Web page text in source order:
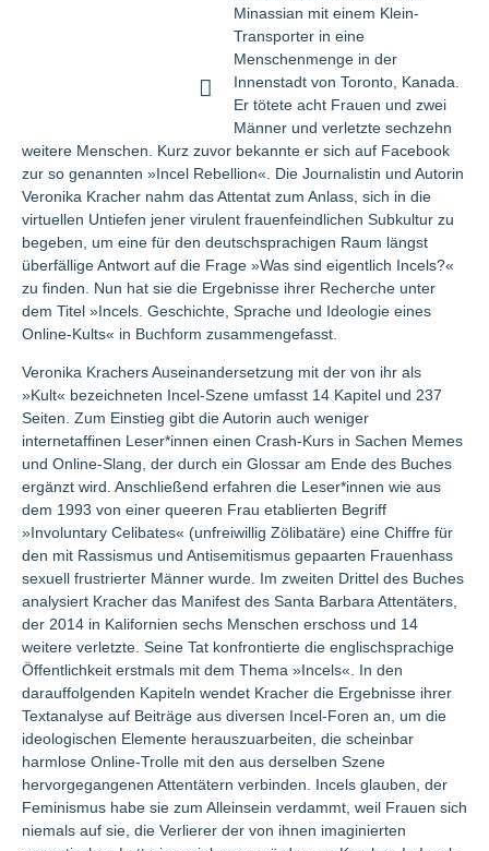
Minassian mit einem Klein-
Transporter in eine
Menschenmenge in der
Innenstadt von Toronto, Kanada.
Er tötete acht Frauen und zwei
Männer und verletzte sechzehn
weitere Menschen. Kurz zuvor bekannte er sich auf Facebook
zur so genannten »Incel Rebellion«. Die Journalistin und Autorin
Veronika Kracher nahm das Attentat zum Anlass, sich in die
virtuellen Untiefen jener virulent frauenfeindlichen Subkultur zu
begeben, um eine für den deutschsprachigen Raum längst
überfällige Antwort auf die Frage »Was sind eigentlich Incels?«
zu finden. Nun hat sie die Ergebnisse ihrer Recherche unter
dem Titel »Incels. Geschichte, Sprache und Ideologie eines
Online-Kults« in Buchform zusammengefasst.
Veronika Krachers Auseinandersetzung mit der von ihr als
»Kult« bezeichneten Incel-Szene umfasst 14 Kapitel und 237
Seiten. Zum Einstieg gibt die Autorin auch weniger
internetaffinen Leser*innen einen Crash-Kurs in Sachen Memes
und Online-Slang, der durch ein Glossar am Ende des Buches
ergänzt wird. Anschließend erfahren die Leser*innen wie aus
dem 1993 von einer queeren Frau etablierten Begriff
»Involuntary Celibates« (unfreiwillig Zölibatäre) eine Chiffre für
den mit Rassismus und Antisemitismus gepaarten Frauenhass
sexuell frustrierter Männer wurde. Im zweiten Drittel des Buches
analysiert Kracher das Manifest des Santa Barbara Attentäters,
der 2014 in Kalifornien sechs Menschen erschoss und 14
weitere verletzte. Seine Tat konfrontierte die englischsprachige
Öffentlichkeit erstmals mit dem Thema »Incels«. In den
darauffolgenden Kapiteln wendet Kracher die Ergebnisse ihrer
Textanalyse auf Beiträge aus diversen Incel-Foren an, um die
ideologischen Elemente herauszuarbeiten, die scheinbar
harmlose Online-Trolle mit den aus derselben Szene
hervorgegangenen Attentätern verbinden. Incels glauben, der
Feminismus habe sie zum Alleinsein verdammt, weil Frauen sich
niemals auf sie, die Verlierer der von ihnen imaginierten